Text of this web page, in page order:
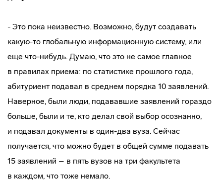
- Это пока неизвестно. Возможно, будут создавать
какую-то глобальную информационную систему, или
еще что-нибудь. Думаю, что это не самое главное
в правилах приема: по статистике прошлого года,
абитуриент подавал в среднем порядка 10 заявлений.
Наверное, были люди, подававшие заявлений гораздо
больше, были и те, кто делал свой выбор осознанно,
и подавал документы в один-два вуза. Сейчас
получается, что можно будет в общей сумме подавать
15 заявлений – в пять вузов на три факультета
в каждом, что тоже немало.